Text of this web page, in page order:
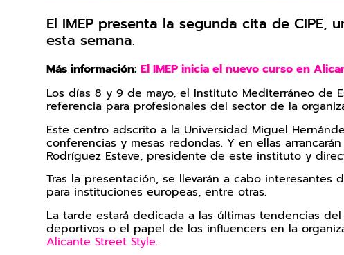
El IMEP presenta la segunda cita de
esta semana.
Más información:El IMEP inicia el nuevo curso en
Los días 8 y 9 de mayo, el Instituto Mediterráneo de
referencia para profesionales del sector de la
Este centro adscrito a la Universidad Miguel
conferencias y mesas redondas. Y en ellas
Rodríguez Esteve, presidente de este instituto y
Tras la presentación, se llevarán a cabo
para instituciones europeas, entre otras.
La tarde estará dedicada a las últimas tendencias
deportivos o el papel de los influencers en la
Alicante Street Style.